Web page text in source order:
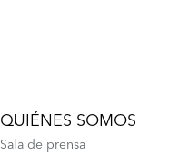
QUIÉNES SOMOS
Sala de prensa